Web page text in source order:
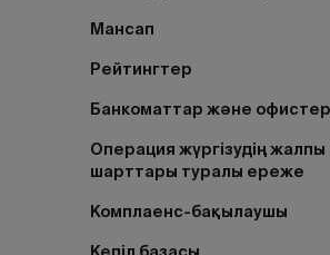
Мансап
Рейтингтер
Банкоматтар және офистер
Операция жүргізудің жалпы
шарттары туралы ереже
Комплаенс-бақылаушы